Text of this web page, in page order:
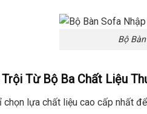
Bộ
Từ Bộ Ba Chất Liệu
chọn lựa chất liệu cao cấp nhất